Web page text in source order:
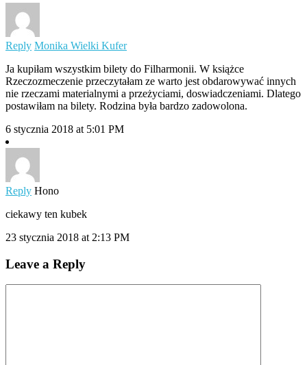
Reply Monika Wielki Kufer
Ja kupiłam wszystkim bilety do Filharmonii. W książce
Rzeczozmeczenie przeczytałam ze warto jest obdarowywać innych
nie rzeczami materialnymi a przeżyciami, doswiadczeniami. Dlatego
postawiłam na bilety. Rodzina była bardzo zadowolona.
6 stycznia 2018 at 5:01 PM
Reply Hono
ciekawy ten kubek
23 stycznia 2018 at 2:13 PM
Leave a Reply